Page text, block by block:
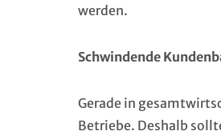
werden.
Schwindende
Gerade in
Betriebe. Deshalb